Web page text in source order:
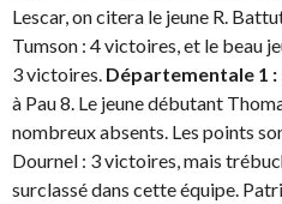
Lescar, on citera le jeune R.
Tumson : 4 victoires, et le beau
3 victoires. Départementale 1 :
à Pau 8. Le jeune débutant
nombreux absents. Les points
Dournel : 3 victoires, mais
surclassé dans cette équipe.